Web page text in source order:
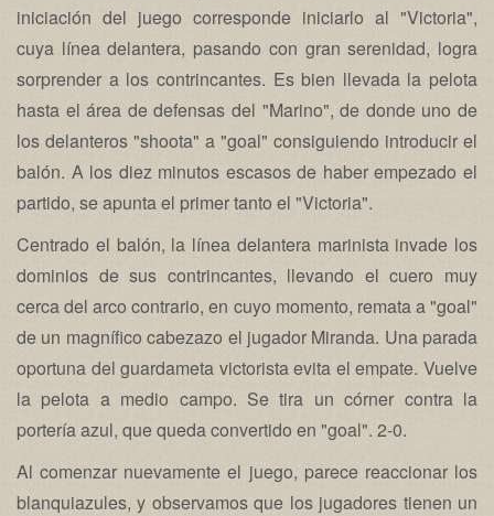
iniciación del juego corresponde iniciarlo al "Victoria",
cuya línea delantera, pasando con gran serenidad, logra
sorprender a los contrincantes. Es bien llevada la pelota
hasta el área de defensas del "Marino", de donde uno de
los delanteros "shoota" a "goal" consiguiendo introducir el
balón. A los diez minutos escasos de haber empezado el
partido, se apunta el primer tanto el "Victoria".
Centrado el balón, la línea delantera marinista invade los
dominios de sus contrincantes, llevando el cuero muy
cerca del arco contrario, en cuyo momento, remata a "goal"
de un magnífico cabezazo el jugador Miranda. Una parada
oportuna del guardameta victorista evita el empate. Vuelve
la pelota a medio campo. Se tira un córner contra la
portería azul, que queda convertido en "goal". 2-0.
Al comenzar nuevamente el juego, parece reaccionar los
blanquiazules, y observamos que los jugadores tienen un